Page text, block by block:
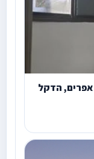
בעץ אפרים, הדקל